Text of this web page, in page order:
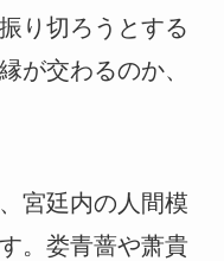
り切ろうとする
が交わるのか、
宮廷内の人間模
。娄青蔷や萧貴